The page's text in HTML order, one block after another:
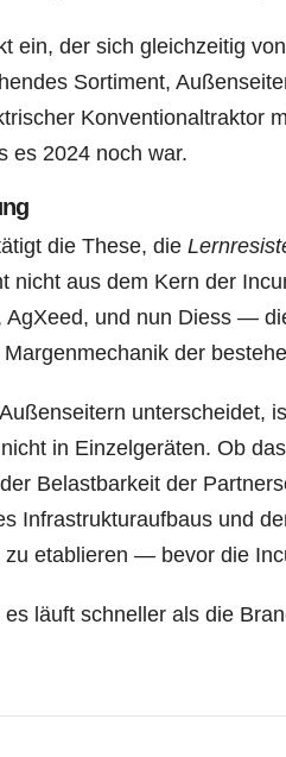
ein, der sich gleichzeitig
Sortiment,
Konventionaltraktor
es 2024 noch war.
die These, die
nicht aus dem Kern der
AgXeed, und nun Diess —
der
unterscheidet,
in Einzelgeräten. Ob
Belastbarkeit der
Infrastrukturaufbaus und
etablieren — bevor die
läuft schneller als die